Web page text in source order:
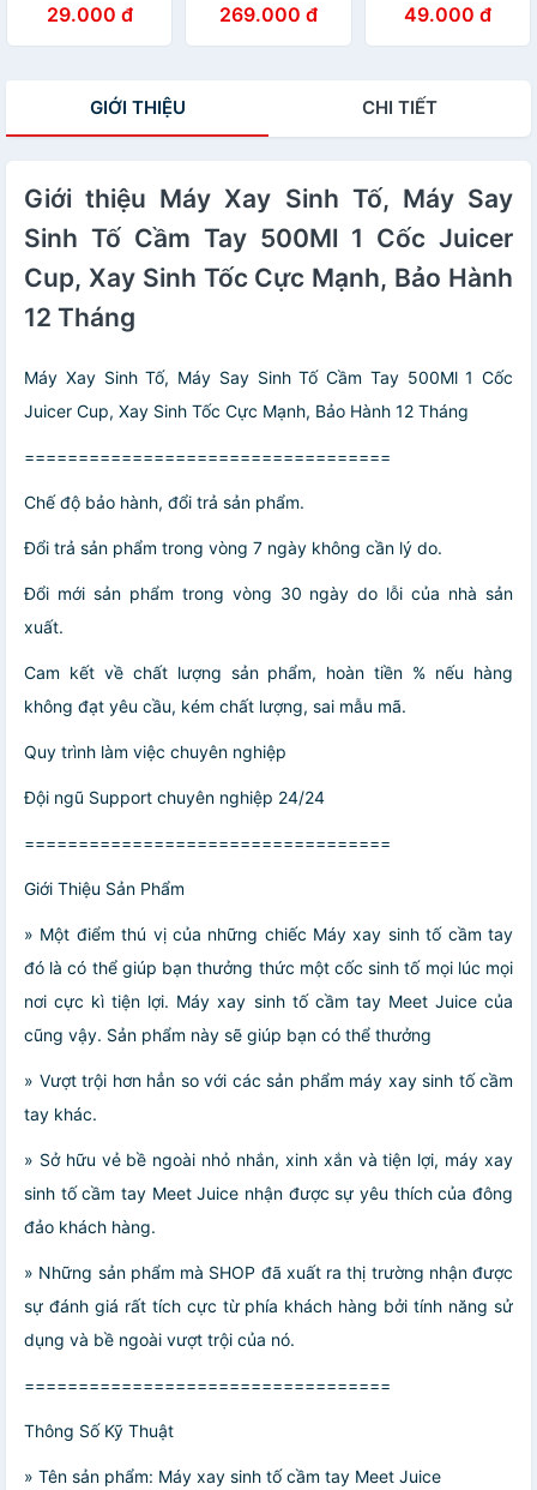
29.000 đ 269.000 đ
Cốt Chanh .
49.000 đ
GIỚI THIỆU CHI TIẾT
Giới thiệu Máy Xay Sinh Tố, Máy Say
Sinh Tố Cầm Tay 500Ml 1 Cốc Juicer
Cup, Xay Sinh Tốc Cực Mạnh, Bảo Hành
12 Tháng
Máy Xay Sinh Tố, Máy Say Sinh Tố Cầm Tay 500Ml 1 Cốc
Juicer Cup, Xay Sinh Tốc Cực Mạnh, Bảo Hành 12 Tháng
==================================
Chế độ bảo hành, đổi trả sản phẩm.
Đổi trả sản phẩm trong vòng 7 ngày không cần lý do.
Đổi mới sản phẩm trong vòng 30 ngày do lỗi của nhà sản
xuất.
Cam kết về chất lượng sản phẩm, hoàn tiền % nếu hàng
không đạt yêu cầu, kém chất lượng, sai mẫu mã.
Quy trình làm việc chuyên nghiệp
Đội ngũ Support chuyên nghiệp 24/24
==================================
Giới Thiệu Sản Phẩm
» Một điểm thú vị của những chiếc Máy xay sinh tố cầm tay
đó là có thể giúp bạn thưởng thức một cốc sinh tố mọi lúc mọi
nơi cực kì tiện lợi. Máy xay sinh tố cầm tay Meet Juice của
cũng vậy. Sản phẩm này sẽ giúp bạn có thể thưởng
» Vượt trội hơn hẳn so với các sản phẩm máy xay sinh tố cầm
tay khác.
» Sở hữu vẻ bề ngoài nhỏ nhắn, xinh xắn và tiện lợi, máy xay
sinh tố cầm tay Meet Juice nhận được sự yêu thích của đông
đảo khách hàng.
» Những sản phẩm mà SHOP đã xuất ra thị trường nhận được
sự đánh giá rất tích cực từ phía khách hàng bởi tính năng sử
dụng và bề ngoài vượt trội của nó.
==================================
Thông Số Kỹ Thuật
» Tên sản phẩm: Máy xay sinh tố cầm tay Meet Juice